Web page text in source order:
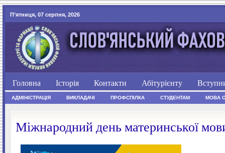
П’ятниця, 07 серпня, 2026
Головна Історія Контакти Абітурієнту
АДМІНІСТРАЦІЯ ВИКЛАДАЧІ ПРОФСПІЛКА СТУДЕНТАМ МОВА
Міжнародний день материнської